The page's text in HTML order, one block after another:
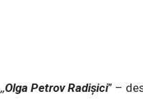
,,Olga Petrov Radișici” –